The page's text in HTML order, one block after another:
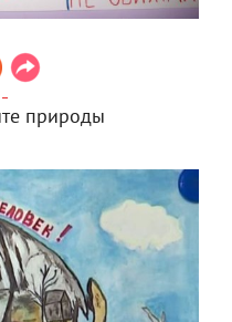
природы